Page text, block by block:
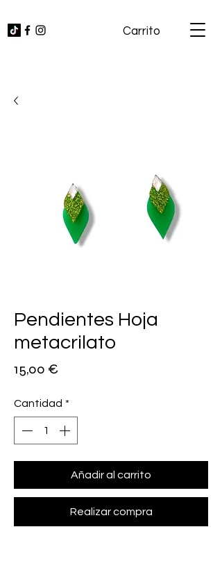
Carrito
Pendientes Hoja
metacrilato
15,00 €
Cantidad *
Añadir al carrito
Realizar compra